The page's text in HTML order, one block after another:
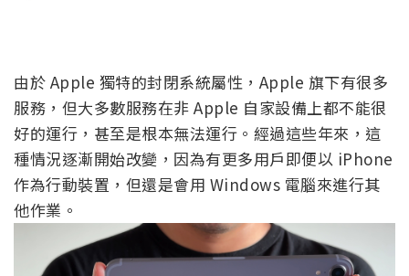
由於 Apple 獨特的封閉系統屬性，Apple 旗下有很多
服務，但大多數服務在非 Apple 自家設備上都不能很
好的運行，甚至是根本無法運行。經過這些年來，這
種情況逐漸開始改變，因為有更多用戶即便以 iPhone
作為行動裝置，但還是會用 Windows 電腦來進行其
他作業。